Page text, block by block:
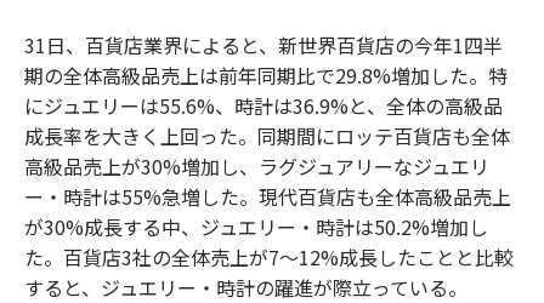
31日、百貨店業界によると、新世界百貨店の今年1四半
期の全体高級品売上は前年同期比で29.8%増加した。特
にジュエリーは55.6%、時計は36.9%と、全体の高級品
成長率を大きく上回った。同期間にロッテ百貨店も全体
高級品売上が30%増加し、ラグジュアリーなジュエリ
ー・時計は55%急増した。現代百貨店も全体高級品売上
が30%成長する中、ジュエリー・時計は50.2%増加し
た。百貨店3社の全体売上が7〜12%成長したことと比較
すると、ジュエリー・時計の躍進が際立っている。